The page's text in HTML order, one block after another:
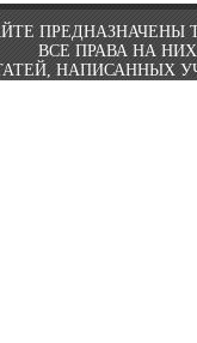
ПРЕДНАЗНАЧЕНЫ
ВСЕ ПРАВА НА
НАПИСАННЫХ